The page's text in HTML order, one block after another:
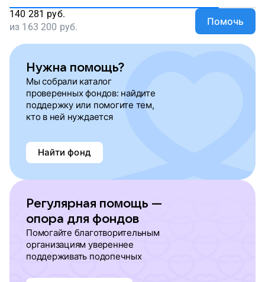
140 281 руб.
из 163 200 руб. Помочь
Нужна помощь?
Мы собрали каталог
проверенных фондов: найдите
поддержку или помогите тем,
кто в ней нуждается
Найти фонд
Регулярная помощь —
опора для фондов
Помогайте благотворительным
организациям увереннее
поддерживать подопечных